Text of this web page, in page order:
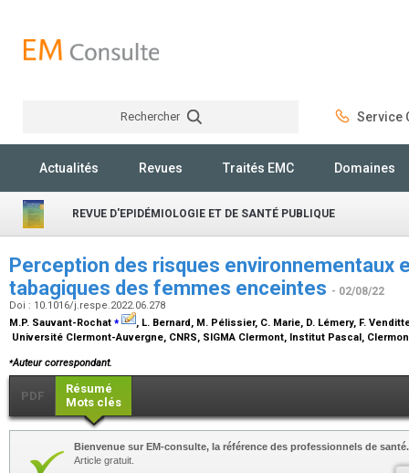
Rechercher Service
Actualités Revues Traités EMC Domaines
REVUE D'EPIDÉMIOLOGIE ET DE SANTÉ PUBLIQUE
Perception des risques environnementaux
tabagiques des femmes enceintes - 02/08/22
Doi : 10.1016/j.respe.2022.06.278
M.P. Sauvant-Rochat ⁎
, L. Bernard, M. Pélissier, C. Marie, D. Lémery, F.
Université Clermont-Auvergne, CNRS, SIGMA Clermont, Institut Pascal,
⁎Auteur correspondant.
PDF
Résumé
Mots clés
Bienvenue sur EM-consulte, la référence des professionnels de santé.
Article gratuit.